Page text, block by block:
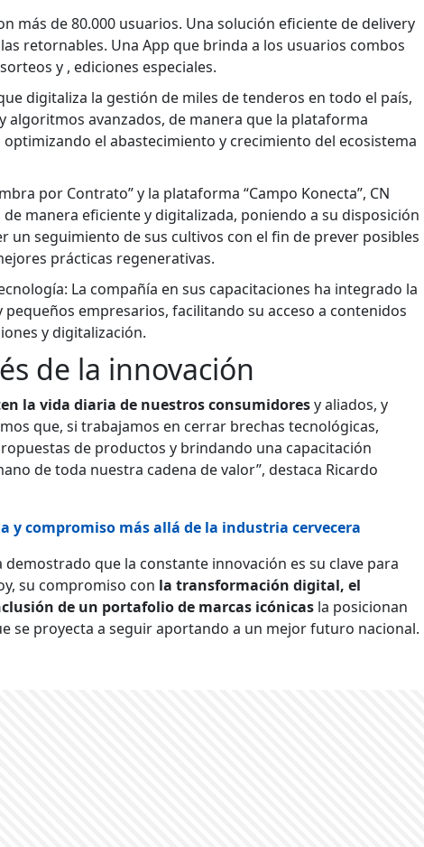
más de 80.000 usuarios. Una solución eficiente de delivery
retornables. Una App que brinda a los usuarios combos
y , ediciones especiales.
digitaliza la gestión de miles de tenderos en todo el país,
algoritmos avanzados, de manera que la plataforma
el abastecimiento y crecimiento del ecosistema
por Contrato” y la plataforma “Campo Konecta”, CN
manera eficiente y digitalizada, poniendo a su disposición
un seguimiento de sus cultivos con el fin de prever posibles
prácticas regenerativas.
La compañía en sus capacitaciones ha integrado la
empresarios, facilitando su acceso a contenidos
y digitalización.
de la innovación
la vida diaria de nuestros consumidoresy aliados, y
que, si trabajamos en cerrar brechas tecnológicas,
de productos y brindando una capacitación
de toda nuestra cadena de valor”, destaca Ricardo
y compromiso más allá de la industria cervecera
demostrado que la constante innovación es su clave para
su compromiso con la transformación digital, el
de un portafolio de marcas icónicas la posicionan
se proyecta a seguir aportando a un mejor futuro nacional.